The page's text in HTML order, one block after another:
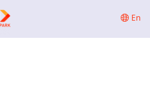
En